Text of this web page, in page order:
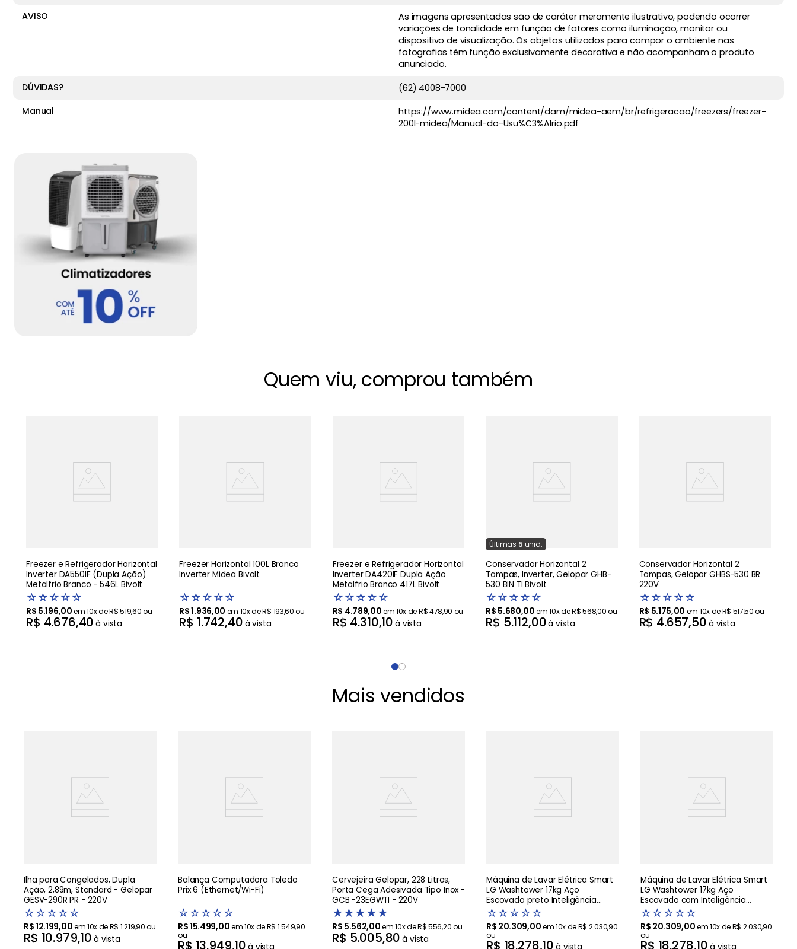
AVISO
As imagens apresentadas são de caráter meramente ilustrativo, podendo ocorrer
variações de tonalidade em função de fatores como iluminação, monitor ou
dispositivo de visualização. Os objetos utilizados para compor o ambiente nas
fotografias têm função exclusivamente decorativa e não acompanham o produto
anunciado.
DÚVIDAS?
(62) 4008-7000
Manual
https://www.midea.com/content/dam/midea-aem/br/refrigeracao/freezers/freezer-
200l-midea/Manual-do-Usu%C3%A1rio.pdf
Quem viu, comprou também
Freezer e Refrigerador Horizontal
Inverter DA550IF (Dupla Ação)
Metalfrio Branco - 546L Bivolt
☆☆☆☆☆
R$ 5.196,00em10x deR$519,60ou
R$ 4.676,40 à vista
Freezer Horizontal 100L Branco
Inverter Midea Bivolt
☆☆☆☆☆
R$1.936,00 em 10x deR$ 193,60ou
R$ 1.742,40 à vista
Freezer e Refrigerador Horizontal
Inverter DA420IF Dupla Ação
Metalfrio Branco 417L Bivolt
☆☆☆☆☆
R$ 4.789,00em10x deR$478,90 ou
R$ 4.310,10 à vista
Últimas 5 unid.
Conservador Horizontal 2
Tampas, Inverter, Gelopar GHB-
530 BIN TI Bivolt
☆☆☆☆☆
R$ 5.680,00em10x deR$568,00ou
R$ 5.112,00à vista
Conservador Horizontal 2
Tampas, Gelopar GHBS-530 BR
220V
☆☆☆☆☆
R$ 5.175,00 em 10x deR$ 517,50ou
R$ 4.657,50 à vista
Mais vendidos
Ilha para Congelados, Dupla
Ação, 2,89m, Standard - Gelopar
GESV-290R PR - 220V
☆☆☆☆☆
R$12.199,00em10x deR$ 1.219,90ou
R$ 10.979,10 à vista
Balança Computadora Toledo
Prix 6 (Ethernet/Wi-Fi)
☆☆☆☆☆
R$15.499,00em10x deR$ 1.549,90
ou
R$ 13.949,10 à vista
Cervejeira Gelopar, 228 Litros,
Porta Cega Adesivada Tipo Inox -
GCB -23EGWTI - 220V
★★★★★
R$ 5.562,00em10x deR$556,20ou
R$ 5.005,80 à vista
Máquina de Lavar Elétrica Smart
LG Washtower 17kg Aço
Escovado preto Inteligência
Artificial AIDD - WK17BS6A
☆☆☆☆☆
R$ 20.309,00em10x deR$ 2.030,90
ou
R$ 18.278,10 à vista
Máquina de Lavar Elétrica Smart
LG Washtower 17kg Aço
Escovado com Inteligência
Artificial AIDD - WK17VS6A -220V
☆☆☆☆☆
R$ 20.309,00em10x deR$ 2.030,90
ou
R$ 18.278,10 à vista